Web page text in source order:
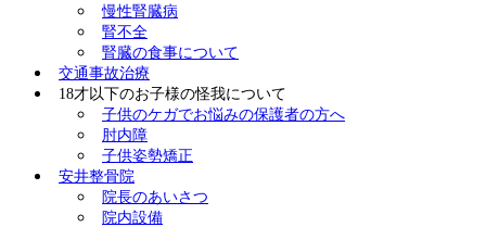
慢性腎臓病
腎不全
腎臓の食事について
交通事故治療
18才以下のお子様の怪我について
子供のケガでお悩みの保護者の方へ
肘内障
子供姿勢矯正
安井整骨院
院長のあいさつ
院内設備